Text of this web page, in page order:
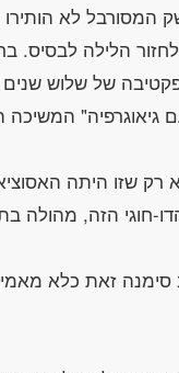
המסורבל לא
הלילה לבסיס.
של שלוש
המשיכה
רק שזו היתה
חוגי הזה, מהולה
סימנה זאת כלא